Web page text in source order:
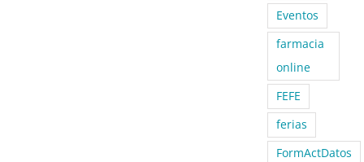
Eventos
farmacia
online
FEFE
ferias
FormActDatos